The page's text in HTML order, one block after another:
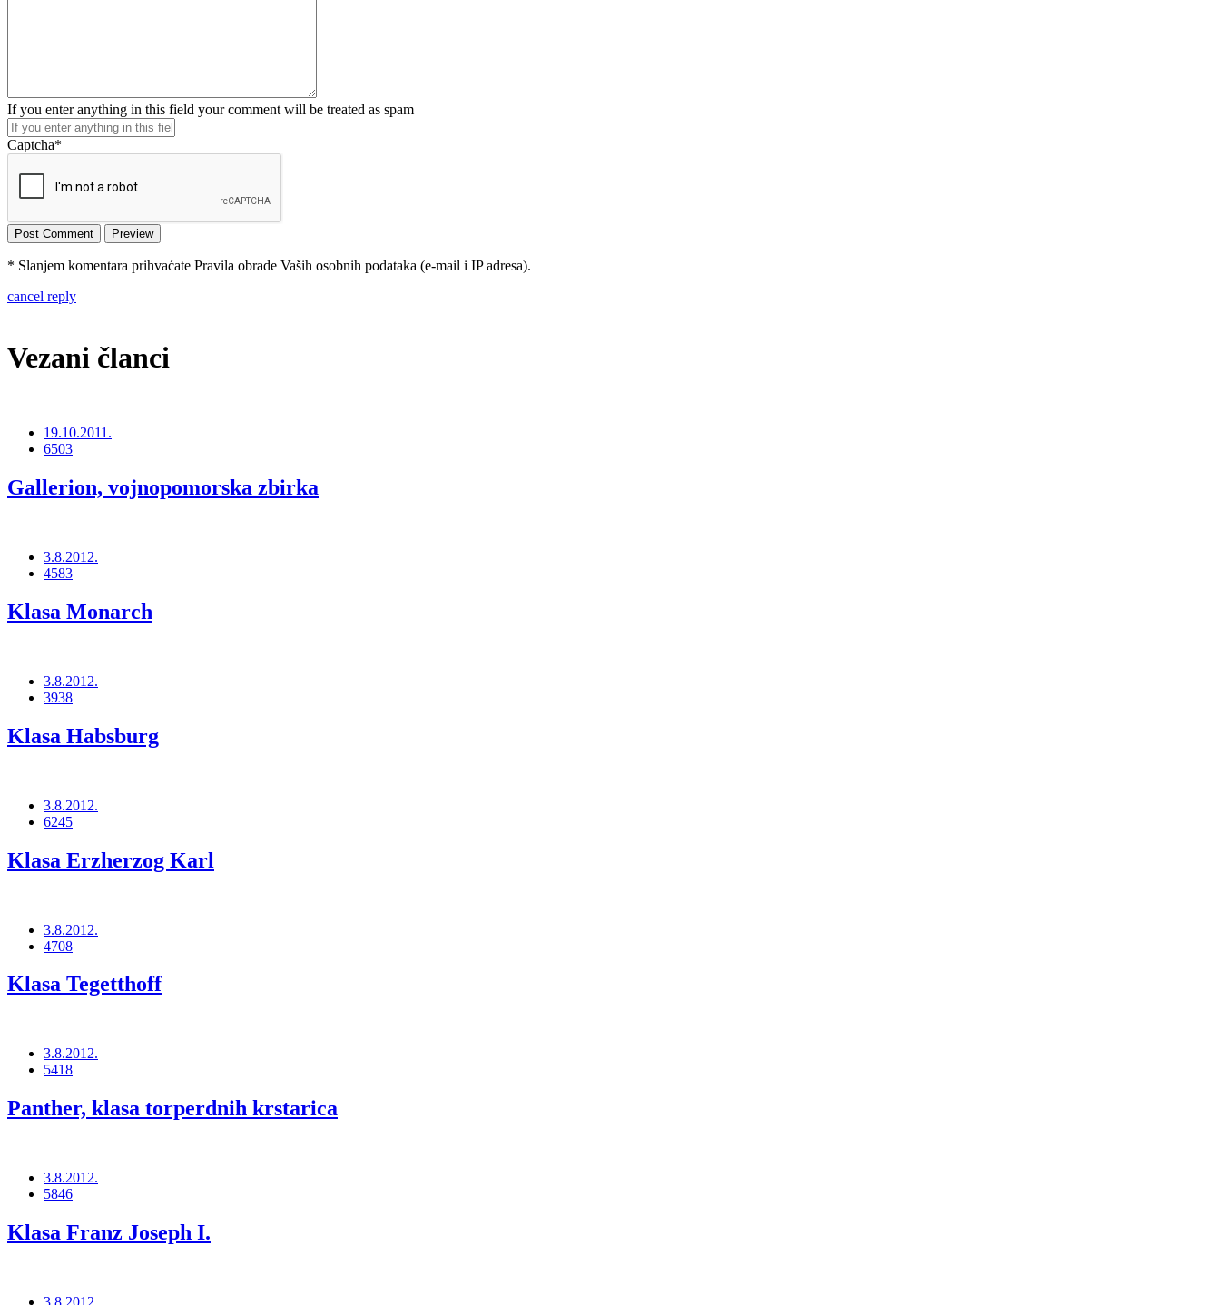
If you enter anything in this field your comment will be treated as spam
Captcha*
* Slanjem komentara prihvaćate Pravila obrade Vaših osobnih podataka (e-mail i IP adresa).
cancel reply
Vezani članci
19.10.2011.
6503
Gallerion, vojnopomorska zbirka
3.8.2012.
4583
Klasa Monarch
3.8.2012.
3938
Klasa Habsburg
3.8.2012.
6245
Klasa Erzherzog Karl
3.8.2012.
4708
Klasa Tegetthoff
3.8.2012.
5418
Panther, klasa torperdnih krstarica
3.8.2012.
5846
Klasa Franz Joseph I.
3.8.2012.